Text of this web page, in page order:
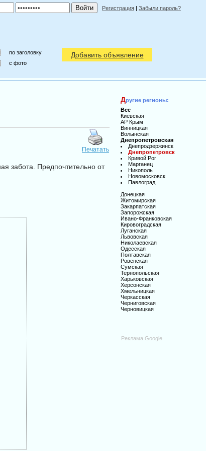
Регистрация | Забыли пароль?
по заголовку
c фото
Добавить объявление
Печатать
забота. Предпочтительно от
Другие регионы:
Все
Киевская
АР Крым
Винницкая
Волынская
Днепропетровская
Днепродзержинск
Днепропетровск
Кривой Рог
Марганец
Никополь
Новомосковск
Павлоград
Донецкая
Житомирская
Закарпатская
Запорожская
Ивано-Франковская
Кировоградская
Луганская
Львовская
Николаевская
Одесская
Полтавская
Ровенская
Сумская
Тернопольская
Харьковская
Херсонская
Хмельницкая
Черкасская
Черниговская
Черновицкая
Реклама Google